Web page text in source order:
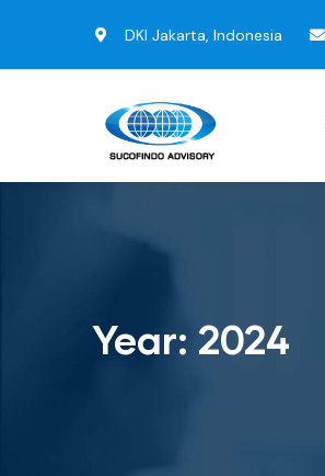
DKI Jakarta, Indonesia
Year: 2024